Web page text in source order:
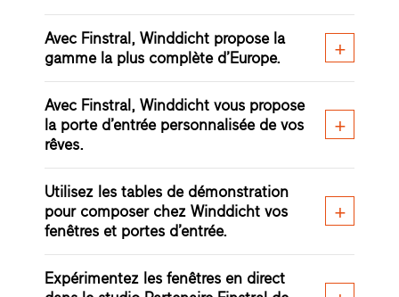
Avec Finstral, Winddicht propose la
gamme la plus complète d’Europe.
Avec Finstral, Winddicht vous propose
la porte d’entrée personnalisée de vos
rêves.
Utilisez les tables de démonstration
pour composer chez Winddicht vos
fenêtres et portes d’entrée.
Expérimentez les fenêtres en direct